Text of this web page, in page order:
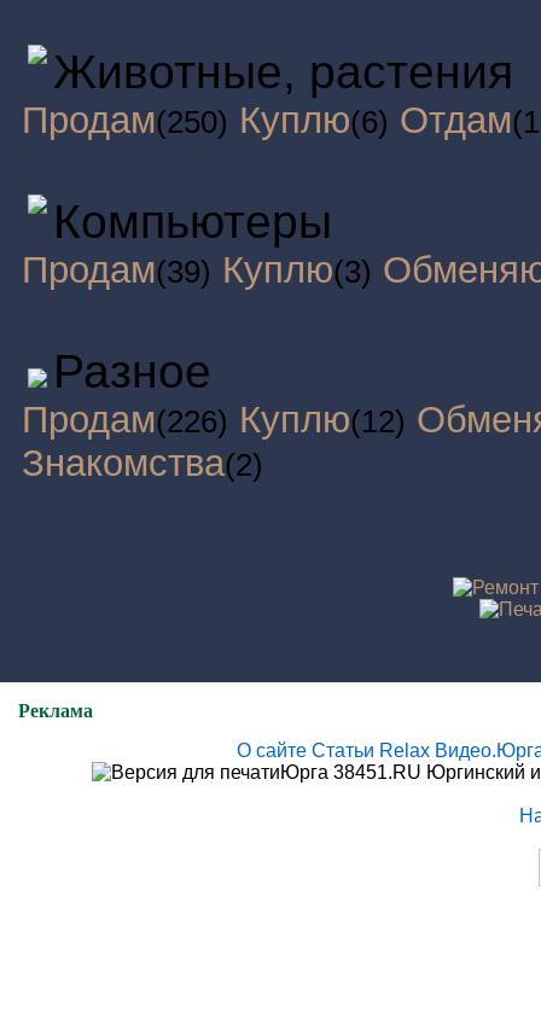
Животные, растения
Продам(250) Куплю(6) Отдам
Компьютеры
Продам(39) Куплю(3)
Разное
Продам(226) Куплю(12)
Знакомства(2)
Реклама
О сайте Статьи Relax
Юрга 38451.RU Юргинский